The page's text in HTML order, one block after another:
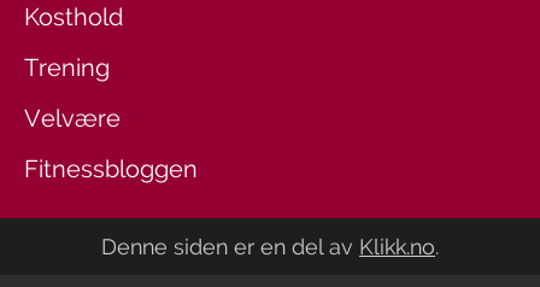
Kosthold
Trening
Velvære
Fitnessbloggen
Denne siden er en del av Klikk.no.